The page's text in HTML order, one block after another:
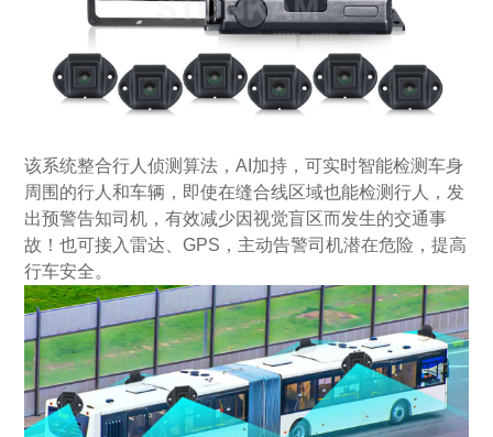
该系统整合行人侦测算法，AI加持，可实时智能检测车身
周围的行人和车辆，即使在缝合线区域也能检测行人，发
出预警告知司机，有效减少因视觉盲区而发生的交通事
故！也可接入雷达、GPS，主动告警司机潜在危险，提高
行车安全。